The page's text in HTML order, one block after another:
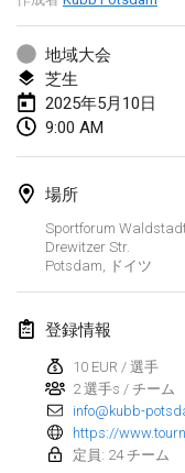
地域大会
芝生
2025年5月10日
9:00 AM
場所
Sportforum
Drewitzer Str.
Potsdam
ドイツ
登録情報
10 EUR / 選手
2 選手s / チーム
info@kubb-
https://
定員: 24 チーム
2025年1月26日|
2025年3月
Kubbtornooi
2025年3月15日|
2025年3月15日
North Carolina
2025年3月22日
Spring Has
2025年3月22日
KUBB-o-LOCO